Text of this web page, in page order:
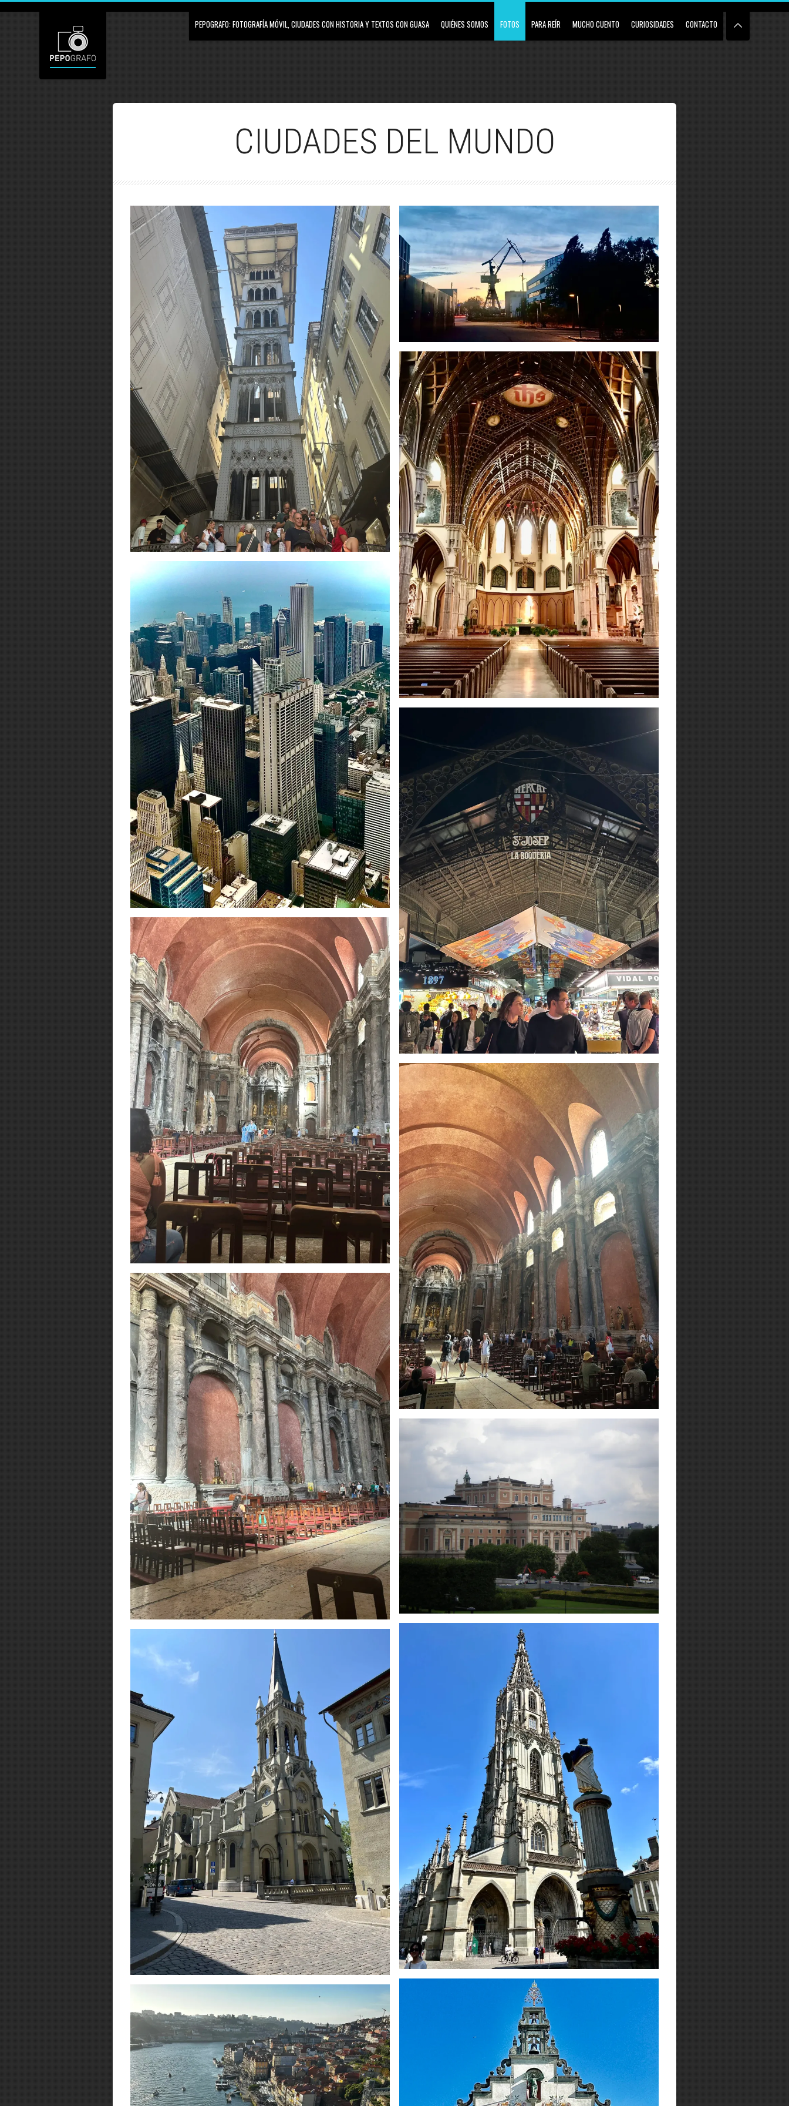
PEPOGRAFO: FOTOGRAFÍA MÓVIL, CIUDADES CON HISTORIA Y TEXTOS CON GUASA QUIÉNES SOMOS FOTOS PARA REÍR MUCHO CUENTO CURIOSIDADES CONTACTO
CIUDADES DEL MUNDO